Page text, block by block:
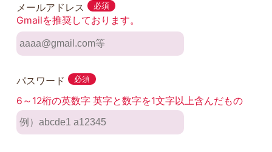
メールアドレス 必須
Gmailを推奨しております。
パスワード 必須
6～12桁の英数字 英字と数字を1文字以上含んだもの